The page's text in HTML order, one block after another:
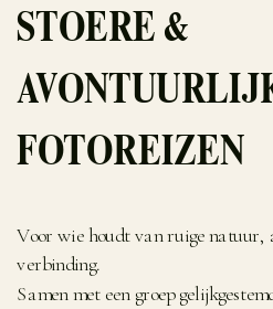
Voor wie houdt van ruige natuur,
verbinding.
Samen met een groep
STOERE &
FOTOREIZEN